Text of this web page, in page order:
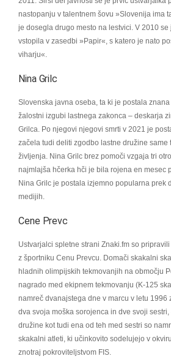
nastopanju v talentnem šovu »Slovenija ima
je dosegla drugo mesto na lestvici. V 2010
vstopila v zasedbi »Papir«, s katero je nato
viharju«.
Nina Grilc
Slovenska javna oseba, ta ki je postala
žalostni izgubi lastnega zakonca – deskarja
Grilca. Po njegovi njegovi smrti v 2021 je
začela tudi deliti zgodbo lastne družine same
življenja. Nina Grilc brez pomoči vzgaja tri
najmlajša hčerka hči je bila rojena en mesec
Nina Grilc je postala izjemno popularna prek
medijih.
Cene Prevc
Ustvarjalci spletne strani Znaki.fm so
z športniku Cenu Prevcu. Domači skakalni
hladnih olimpijskih tekmovanjih na območju
nagrado med ekipnem tekmovanju (K-125
namreč dvanajstega dne v marcu v letu 1996
dva svoja moška sorojenca in dve svoji
družine kot tudi ena od teh med sestri so
skakalni atleti, ki učinkovito sodelujejo v
znotraj pokroviteljstvom FIS.